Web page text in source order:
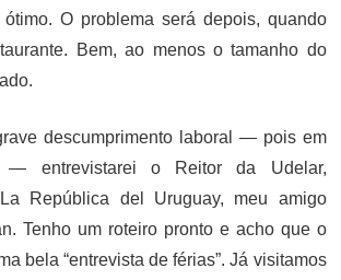
ótimo. O problema será depois, quando
Bem, ao menos o tamanho do
descumprimento laboral — pois em
entrevistarei o Reitor da Udelar,
República del Uruguay, meu amigo
Tenho um roteiro pronto e acho que o
bela “entrevista de férias”. Já visitamos